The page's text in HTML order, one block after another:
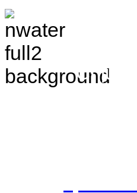
Chịu